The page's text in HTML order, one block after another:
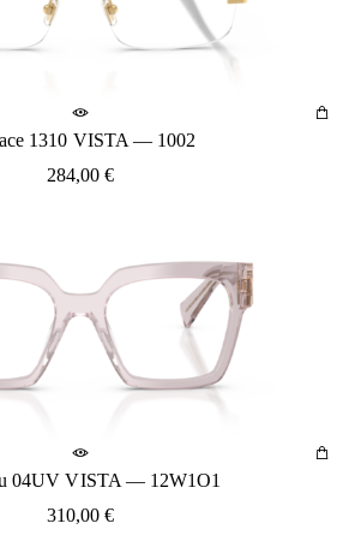
1310 VISTA — 1002
284,00€
04UV VISTA — 12W1O1
310,00€